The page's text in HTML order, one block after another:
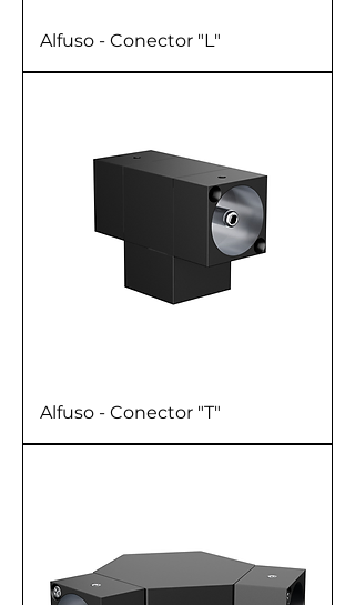
Alfuso - Conector "L"
Alfuso - Conector "T"